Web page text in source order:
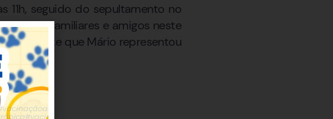
11h, seguido do sepultamento no
com familiares e amigos neste
marcante que Mário representou